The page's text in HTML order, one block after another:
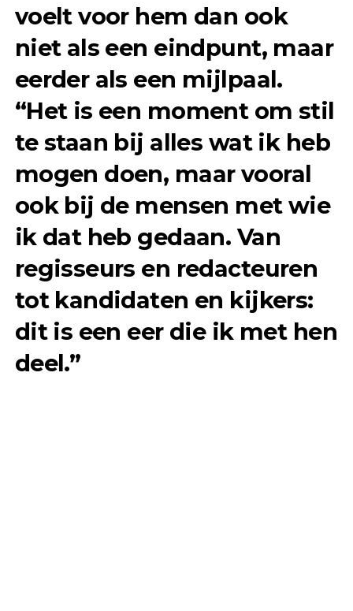
voelt voor hem dan ook
niet als een eindpunt, maar
eerder als een mijlpaal.
“Het is een moment om stil
te staan bij alles wat ik heb
mogen doen, maar vooral
ook bij de mensen met wie
ik dat heb gedaan. Van
regisseurs en redacteuren
tot kandidaten en kijkers:
dit is een eer die ik met hen
deel.”